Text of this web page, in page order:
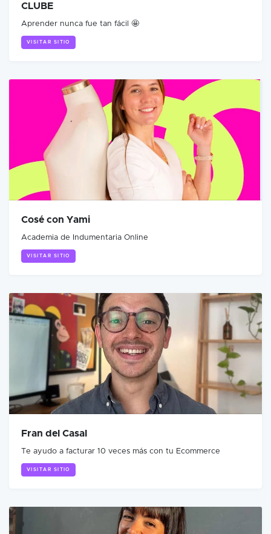
CLUBE
Aprender nunca fue tan fácil 🤩
VISITAR SITIO
Cosé con Yami
Academia de Indumentaria Online
VISITAR SITIO
Fran del Casal
Te ayudo a facturar 10 veces más con tu Ecommerce
VISITAR SITIO